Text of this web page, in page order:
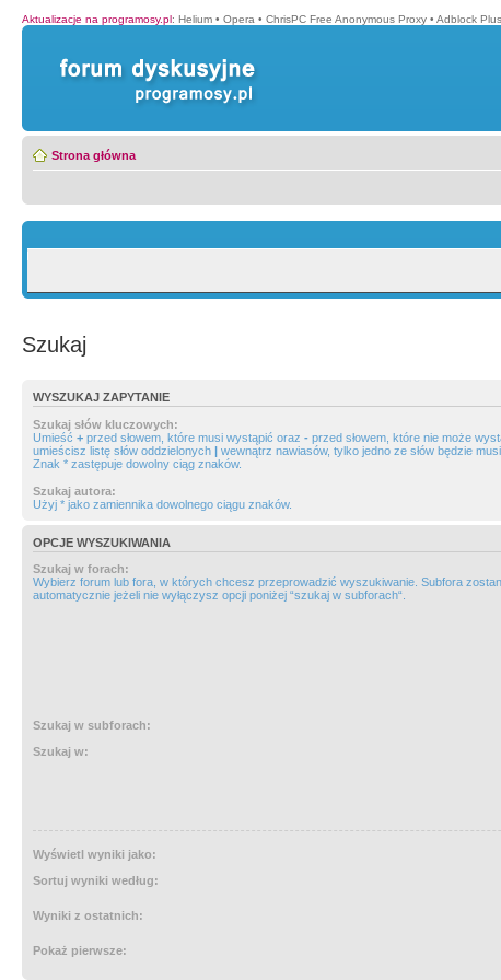
Aktualizacje na programosy.pl: Helium • Opera • ChrisPC Free Anonymous Proxy • Adblock Plus
Strona główna
Szukaj
WYSZUKAJ ZAPYTANIE
Szukaj słów kluczowych:
Umieść + przed słowem, które musi wystąpić oraz - przed słowem, które nie może
umieścisz listę słów oddzielonych | wewnątrz nawiasów, tylko jedno ze słów będzie
Znak * zastępuje dowolny ciąg znaków.
Szukaj autora:
Użyj * jako zamiennika dowolnego ciągu znaków.
OPCJE WYSZUKIWANIA
Szukaj w forach:
Wybierz forum lub fora, w których chcesz przeprowadzić wyszukiwanie. Subfora
automatycznie jeżeli nie wyłączysz opcji poniżej “szukaj w subforach“.
Szukaj w subforach:
Szukaj w:
Wyświetl wyniki jako:
Sortuj wyniki według:
Wyniki z ostatnich:
Pokaż pierwsze: